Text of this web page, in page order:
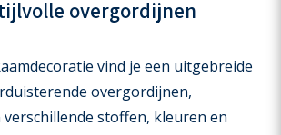
overgordijnen
vind je een uitgebreide
overgordijnen,
stoffen, kleuren en